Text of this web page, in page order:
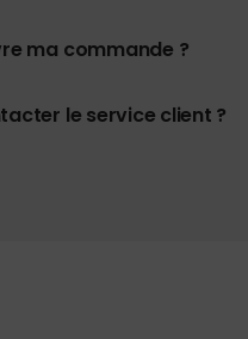
ma commande ?
le service client ?